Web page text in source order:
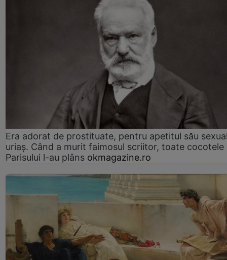
Era adorat de prostituate, pentru apetitul său
uriaș. Când a murit faimosul scriitor, toate cocotele
Parisului l-au plâns okmagazine.ro